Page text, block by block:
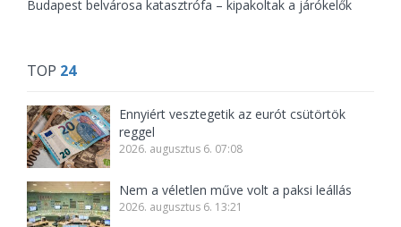
Budapest belvárosa katasztrófa – kipakoltak a járókelők
TOP 24
Ennyiért vesztegetik az eurót csütörtök
reggel
2026. augusztus 6. 07:08
Nem a véletlen műve volt a paksi leállás
2026. augusztus 6. 13:21